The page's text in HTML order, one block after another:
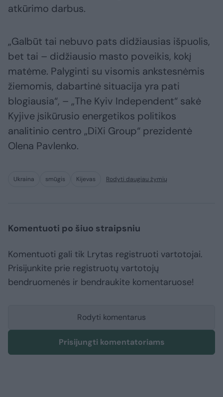
atkūrimo darbus.
„Galbūt tai nebuvo pats didžiausias išpuolis,
bet tai – didžiausio masto poveikis, kokį
matėme. Palyginti su visomis ankstesnėmis
žiemomis, dabartinė situacija yra pati
blogiausia“, – „The Kyiv Independent“ sakė
Kyjive įsikūrusio energetikos politikos
analitinio centro „DiXi Group“ prezidentė
Olena Pavlenko.
Ukraina smūgis Kijevas Rodyti daugiau žymių
Komentuoti po šiuo straipsniu
Komentuoti gali tik Lrytas registruoti vartotojai.
Prisijunkite prie registruotų vartotojų
bendruomenės ir bendraukite komentaruose!
Rodyti komentarus
Prisijungti komentatoriams